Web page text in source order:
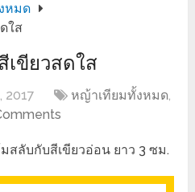
หมด
ใส
เขียวสดใส
2017 หญ้าเทียมทั้งหมด,
สลับกับสีเขียวอ่อน ยาว 3 ซม.